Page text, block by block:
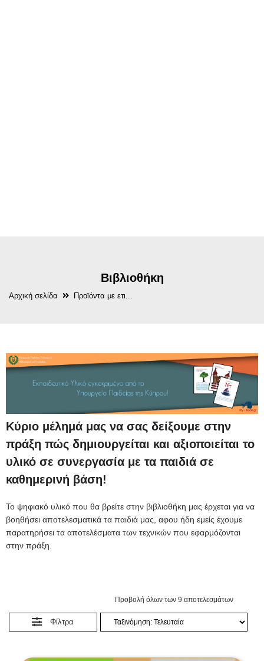
Βιβλιοθήκη
Αρχική σελίδα Προϊόντα με ετι...
Κύριο μέλημά μας να σας δείξουμε στην
πράξη πώς δημιουργείται και αξιοποιείται το
υλικό σε συνεργασία με τα παιδιά σε
καθημερινή βάση!
Το ψηφιακό υλικό που θα βρείτε στην βιβλιοθήκη μας έρχεται για να
βοηθήσει αποτελεσματικά τα παιδιά μας, αφου ήδη εμείς έχουμε
παρατηρήσει τα αποτελέσματα των τεχνικών που εφαρμόζονται
στην πράξη.
Φίλτρα
Προβολή όλων των 9 αποτελεσμάτων